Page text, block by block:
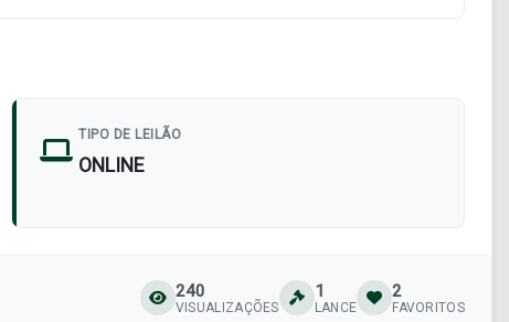
TIPO DE LEILÃO
ONLINE
240
VISUALIZAÇÕES
1
LANCE
2
FAVORITOS